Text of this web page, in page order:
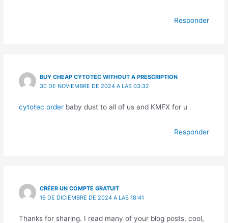
Responder
BUY CHEAP CYTOTEC WITHOUT A PRESCRIPTION
30 DE NOVIEMBRE DE 2024 A LAS 03:32
cytotec orderbaby dust to all of us and KMFX for u
Responder
CRÉER UN COMPTE GRATUIT
16 DE DICIEMBRE DE 2024 A LAS 18:41
Thanks for sharing. I read many of your blog posts, cool,